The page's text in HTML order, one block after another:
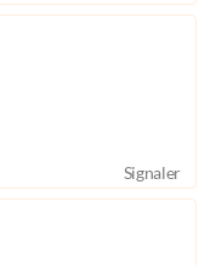
Signaler